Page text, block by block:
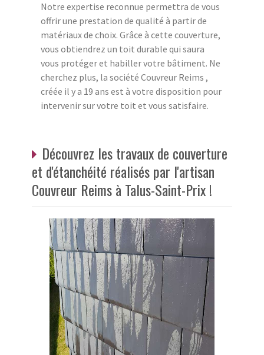
Notre expertise reconnue permettra de vous
offrir une prestation de qualité à partir de
matériaux de choix. Grâce à cette couverture,
vous obtiendrez un toit durable qui saura
vous protéger et habiller votre bâtiment. Ne
cherchez plus, la société Couvreur Reims ,
créée il y a 19 ans est à votre disposition pour
intervenir sur votre toit et vous satisfaire.
Découvrez les travaux de couverture
et d'étanchéité réalisés par l'artisan
Couvreur Reims à Talus-Saint-Prix !